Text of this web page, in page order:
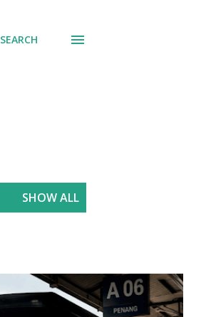
SEARCH
SHOW ALL